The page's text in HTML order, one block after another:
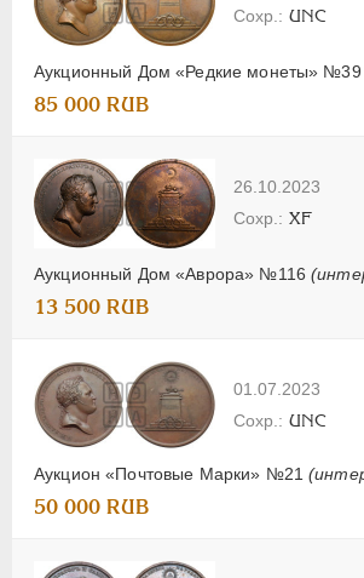
Аукционный Дом «Редкие монеты» №39
UNC
85 000 RUB
26.10.2023
Аукционный Дом «Аврора» №116
XF
13 500 RUB
01.07.2023
Аукцион «Почтовые Марки» №21
UNC
50 000 RUB